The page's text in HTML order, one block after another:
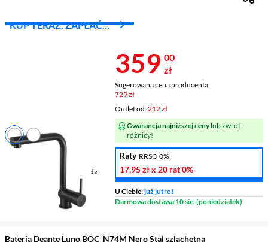
KUP TERAZ, ZAPŁAĆ
Rodzaj
mosiądz
wyciągana
Cena 359 zł
359 00
zł
Sugerowana cena producenta:
729 zł
Outlet od:212 zł
Gwarancja najniższej cenylub zwrot
różnicy!
Raty RRSO 0%
17,95 złx 20 rat0%
U Ciebie:już jutro!
Darmowa dostawa 10 sie. (poniedziałek)
Bateria Deante Luno BOC_N74M Nero Stal szlachetna